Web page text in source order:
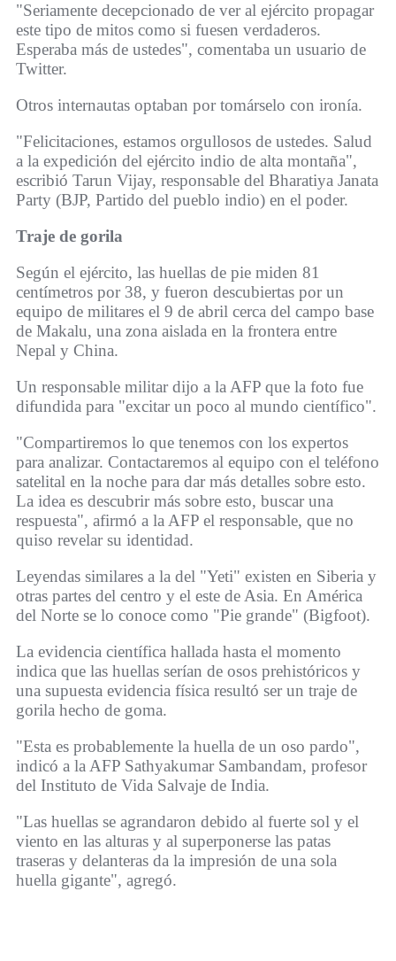
"Seriamente decepcionado de ver al ejército propagar
este tipo de mitos como si fuesen verdaderos.
Esperaba más de ustedes", comentaba un usuario de
Twitter.
Otros internautas optaban por tomárselo con ironía.
"Felicitaciones, estamos orgullosos de ustedes. Salud
a la expedición del ejército indio de alta montaña",
escribió Tarun Vijay, responsable del Bharatiya Janata
Party (BJP, Partido del pueblo indio) en el poder.
Traje de gorila
Según el ejército, las huellas de pie miden 81
centímetros por 38, y fueron descubiertas por un
equipo de militares el 9 de abril cerca del campo base
de Makalu, una zona aislada en la frontera entre
Nepal y China.
Un responsable militar dijo a la AFP que la foto fue
difundida para "excitar un poco al mundo científico".
"Compartiremos lo que tenemos con los expertos
para analizar. Contactaremos al equipo con el teléfono
satelital en la noche para dar más detalles sobre esto.
La idea es descubrir más sobre esto, buscar una
respuesta", afirmó a la AFP el responsable, que no
quiso revelar su identidad.
Leyendas similares a la del "Yeti" existen en Siberia y
otras partes del centro y el este de Asia. En América
del Norte se lo conoce como "Pie grande" (Bigfoot).
La evidencia científica hallada hasta el momento
indica que las huellas serían de osos prehistóricos y
una supuesta evidencia física resultó ser un traje de
gorila hecho de goma.
"Esta es probablemente la huella de un oso pardo",
indicó a la AFP Sathyakumar Sambandam, profesor
del Instituto de Vida Salvaje de India.
"Las huellas se agrandaron debido al fuerte sol y el
viento en las alturas y al superponerse las patas
traseras y delanteras da la impresión de una sola
huella gigante", agregó.